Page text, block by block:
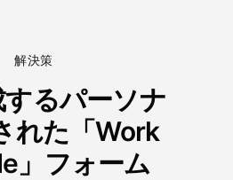
解決策
るパーソナ
れた「Work
」フォーム